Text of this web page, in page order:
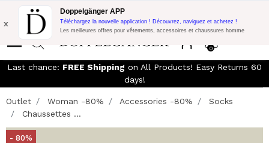
LIVRAISON GRATUITE!10% de réduction supplémentaire sur 300€
d'achat avec le code:
0
x
Doppelgänger APP
Téléchargez la nouvelle application ! Découvrez, naviguez et achetez !
Les meilleures offres pour vêtements, accessoires et chaussures homme
Last chance: FREE Shipping on All Products! Easy Returns 60
days!
Outlet Woman -80% Accessories -80%
Socks
Chaussettes ...
- 80%